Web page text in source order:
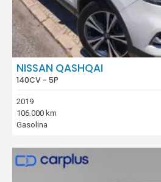
NISSAN QASHQAI
140CV - 5P
2019
106.000 km
Gasolina